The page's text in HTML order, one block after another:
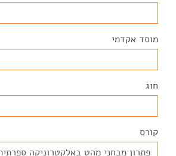
מוסד אקדמי
חוג
קורס